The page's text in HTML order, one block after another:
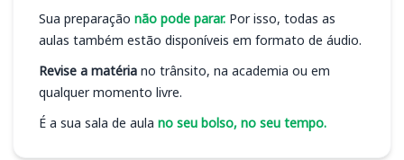
Sua preparação não pode parar. Por isso, todas as
aulas também estão disponíveis em formato de áudio.
Revise a matéria no trânsito, na academia ou em
qualquer momento livre.
É a sua sala de aula no seu bolso, no seu tempo.